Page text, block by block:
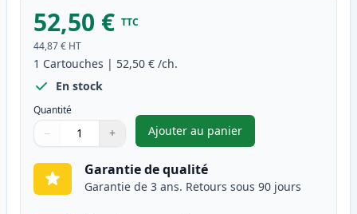
52,50 € TTC
44,87 € HT
1 Cartouches | 52,50 € /ch.
En stock
Quantité
Quantité
Utilisez les boutons pour ajuster
− +
Quantité
Ajouter au panier
,Canon 718 (2659B002AA)
Garantie de qualité
Garantie de 3 ans. Retours sous 90 jours